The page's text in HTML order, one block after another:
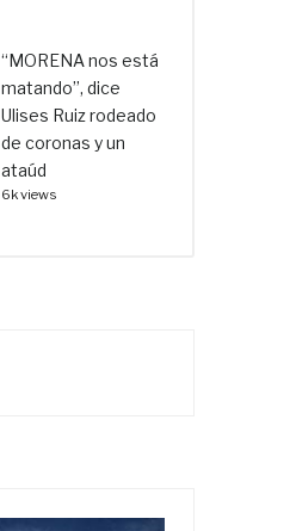
“MORENA nos está
matando”, dice
Ulises Ruiz rodeado
de coronas y un
ataúd
6k views